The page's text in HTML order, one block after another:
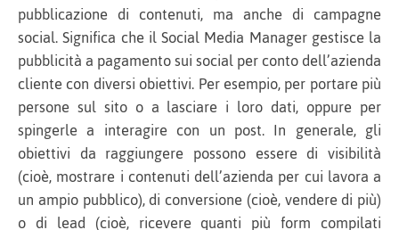
pubblicazione di contenuti, ma anche di campagne
social. Significa che il Social Media Manager gestisce la
pubblicità a pagamento sui social per conto dell’azienda
cliente con diversi obiettivi. Per esempio, per portare più
persone sul sito o a lasciare i loro dati, oppure per
spingerle a interagire con un post. In generale, gli
obiettivi da raggiungere possono essere di visibilità
(cioè, mostrare i contenuti dell’azienda per cui lavora a
un ampio pubblico), di conversione (cioè, vendere di più)
o di lead (cioè, ricevere quanti più form compilati